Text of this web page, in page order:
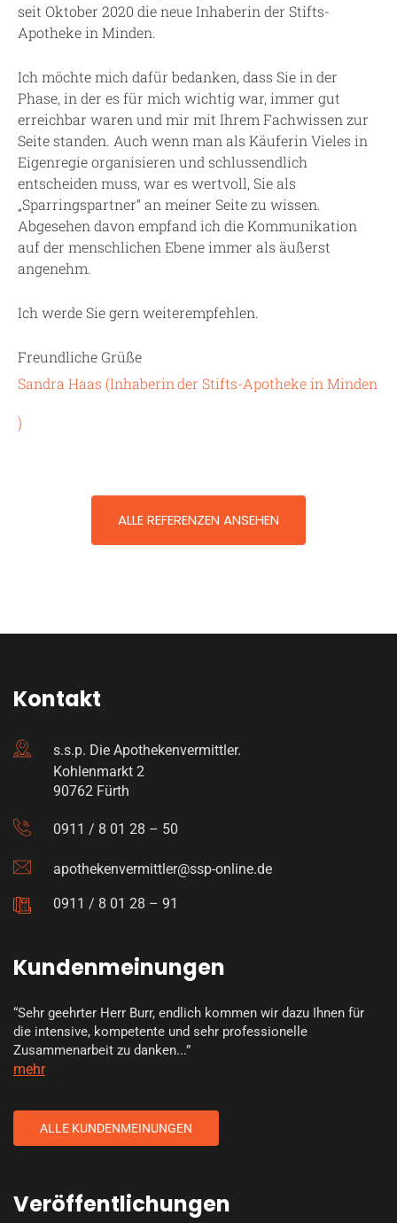
seit Oktober 2020 die neue Inhaberin der Stifts-
Apotheke in Minden.
Ich möchte mich dafür bedanken, dass Sie in der
Phase, in der es für mich wichtig war, immer gut
erreichbar waren und mir mit Ihrem Fachwissen zur
Seite standen. Auch wenn man als Käuferin Vieles in
Eigenregie organisieren und schlussendlich
entscheiden muss, war es wertvoll, Sie als
„Sparringspartner“ an meiner Seite zu wissen.
Abgesehen davon empfand ich die Kommunikation
auf der menschlichen Ebene immer als äußerst
angenehm.
Ich werde Sie gern weiterempfehlen.
Freundliche Grüße
Sandra Haas (Inhaberinder Stifts-Apothekein Minden
)
ALLE REFERENZEN ANSEHEN
Kontakt
s.s.p. Die Apothekenvermittler.
Kohlenmarkt 2
90762 Fürth
0911 / 8 01 28 – 50
apothekenvermittler@ssp-online.de
0911 / 8 01 28 – 91
Kundenmeinungen
“Sehr geehrter Herr Burr, endlich kommen wir dazu Ihnen für
die intensive, kompetente und sehr professionelle
Zusammenarbeit zu danken...”
mehr
ALLE KUNDENMEINUNGEN
Veröffentlichungen